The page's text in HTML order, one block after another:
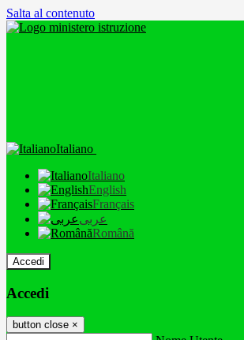
Salta al contenuto
Italiano
Italiano
English
Français
عربى
Română
Accedi
Accedi
button close ×